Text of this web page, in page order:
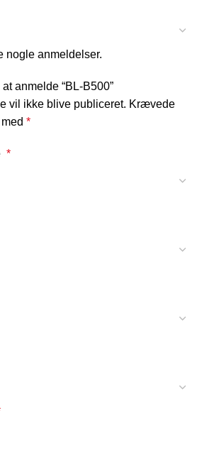
nogle anmeldelser.
anmelde “BL-B500”
vil ikke blive publiceret. Krævede
*
*